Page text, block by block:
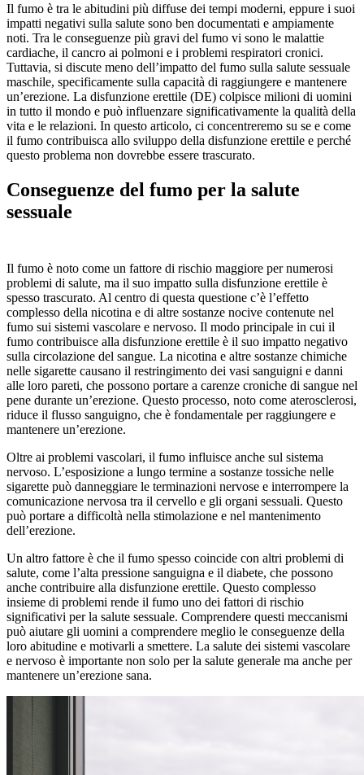
Il fumo è tra le abitudini più diffuse dei tempi moderni, eppure i suoi
impatti negativi sulla salute sono ben documentati e ampiamente
noti. Tra le conseguenze più gravi del fumo vi sono le malattie
cardiache, il cancro ai polmoni e i problemi respiratori cronici.
Tuttavia, si discute meno dell’impatto del fumo sulla salute sessuale
maschile, specificamente sulla capacità di raggiungere e mantenere
un’erezione. La disfunzione erettile (DE) colpisce milioni di uomini
in tutto il mondo e può influenzare significativamente la qualità della
vita e le relazioni. In questo articolo, ci concentreremo su se e come
il fumo contribuisca allo sviluppo della disfunzione erettile e perché
questo problema non dovrebbe essere trascurato.
Conseguenze del fumo per la salute
sessuale
Il fumo è noto come un fattore di rischio maggiore per numerosi
problemi di salute, ma il suo impatto sulla disfunzione erettile è
spesso trascurato. Al centro di questa questione c’è l’effetto
complesso della nicotina e di altre sostanze nocive contenute nel
fumo sui sistemi vascolare e nervoso. Il modo principale in cui il
fumo contribuisce alla disfunzione erettile è il suo impatto negativo
sulla circolazione del sangue. La nicotina e altre sostanze chimiche
nelle sigarette causano il restringimento dei vasi sanguigni e danni
alle loro pareti, che possono portare a carenze croniche di sangue nel
pene durante un’erezione. Questo processo, noto come aterosclerosi,
riduce il flusso sanguigno, che è fondamentale per raggiungere e
mantenere un’erezione.
Oltre ai problemi vascolari, il fumo influisce anche sul sistema
nervoso. L’esposizione a lungo termine a sostanze tossiche nelle
sigarette può danneggiare le terminazioni nervose e interrompere la
comunicazione nervosa tra il cervello e gli organi sessuali. Questo
può portare a difficoltà nella stimolazione e nel mantenimento
dell’erezione.
Un altro fattore è che il fumo spesso coincide con altri problemi di
salute, come l’alta pressione sanguigna e il diabete, che possono
anche contribuire alla disfunzione erettile. Questo complesso
insieme di problemi rende il fumo uno dei fattori di rischio
significativi per la salute sessuale. Comprendere questi meccanismi
può aiutare gli uomini a comprendere meglio le conseguenze della
loro abitudine e motivarli a smettere. La salute dei sistemi vascolare
e nervoso è importante non solo per la salute generale ma anche per
mantenere un’erezione sana.